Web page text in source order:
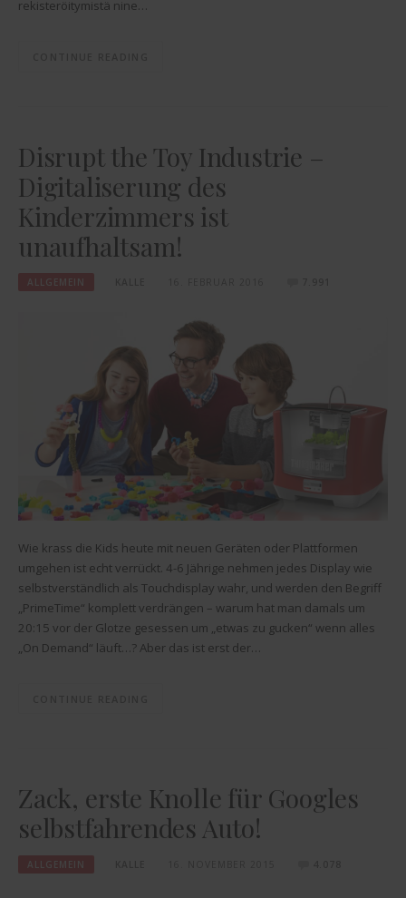
rekisteröitymistä nine…
Disrupt the Toy Industrie –
Digitaliserung des
Kinderzimmers ist
unaufhaltsam!
ALLGEMEIN
Wie krass die Kids heute mit neuen Geräten oder Plattformen
umgehen ist echt verrückt. 4-6 Jährige nehmen jedes Display wie
selbstverständlich als Touchdisplay wahr, und werden den Begriff
„PrimeTime“ komplett verdrängen – warum hat man damals um
20:15 vor der Glotze gesessen um „etwas zu gucken“ wenn alles
„On Demand“ läuft…? Aber das ist erst der…
Zack, erste Knolle für Googles
selbstfahrendes Auto!
ALLGEMEIN